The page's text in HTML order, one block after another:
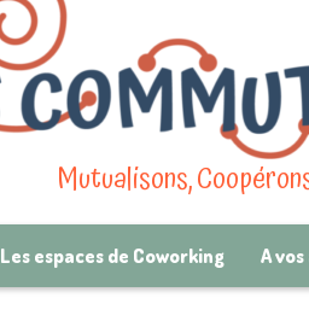
Mutualisons,
Les espaces de Coworking A